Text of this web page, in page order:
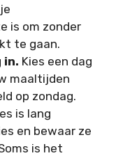
is om zonder
te gaan.
in. Kies een dag
maaltijden
op zondag.
is lang
en bewaar ze
is het